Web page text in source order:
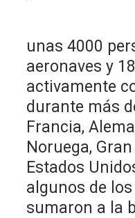
Que,
unas 4000
aeronaves y
activamente
durante más
Francia,
Noruega,
Estados
algunos de
sumaron a la